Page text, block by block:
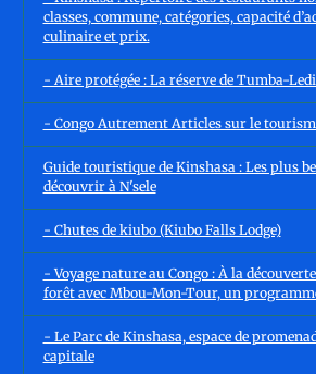
classes, commune, catégories, capacité
culinaire et prix.
- Aire protégée : La réserve de Tumba-
- Congo Autrement Articles sur le
Guide touristique de Kinshasa : Les plus
découvrir à N'sele
- Chutes de kiubo (Kiubo Falls Lodge)
- Voyage nature au Congo : À la
forêt avec Mbou-Mon-Tour, un
- Le Parc de Kinshasa, espace de
capitale